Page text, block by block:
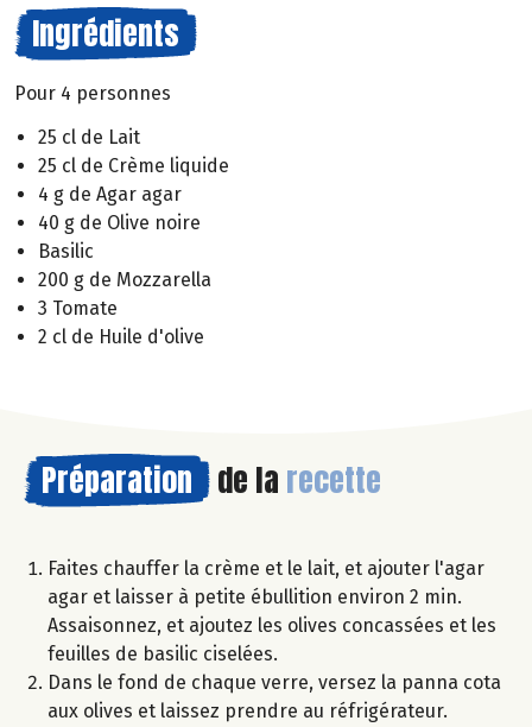
Ingrédients
Pour 4 personnes
25 cl de Lait
25 cl de Crème liquide
4 g de Agar agar
40 g de Olive noire
Basilic
200 g de Mozzarella
3 Tomate
2 cl de Huile d'olive
Préparation de la recette
Faites chauffer la crème et le lait, et ajouter l'agar
agar et laisser à petite ébullition environ 2 min.
Assaisonnez, et ajoutez les olives concassées et les
feuilles de basilic ciselées.
Dans le fond de chaque verre, versez la panna cota
aux olives et laissez prendre au réfrigérateur.